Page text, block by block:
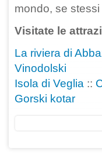
mondo, se
Visitate le
La riviera di
Vinodolski
Isola di Veglia ::
Gorski kotar